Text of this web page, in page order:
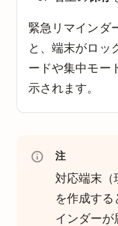
緊急リマインダ
と、端末がロッ
ードや集中モー
示されます。
注
対応端末（
を作成す
インダーが